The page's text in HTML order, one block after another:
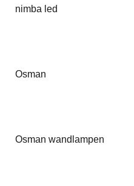
nimba led
Osman
Osman wandlampen